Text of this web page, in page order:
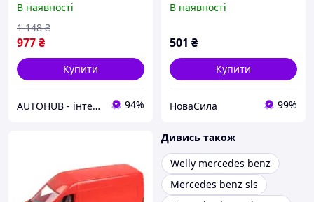
в124 1985- #997109
UACPKVG2
В наявності
977₴
1 148 ₴
Купити
AUTOHUB - інтернет-магазин автозапчастин 94%
0199977545 MERCEDES-
,0199977545,0199977545|
В наявності
501 ₴
Купити
НоваСила 99%
Дивись також
Welly mercedes benz
Mercedes benz sls